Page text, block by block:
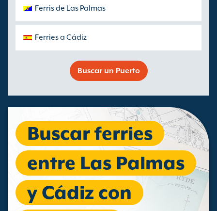
Ferris de Las Palmas
Ferries a Cádiz
Buscar un Puerto
Buscar ferries
entre Las Palmas
y Cádiz con